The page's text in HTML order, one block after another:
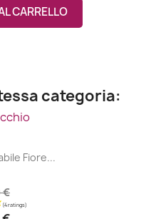
CARRELLO
categoria:
Fiore...
€